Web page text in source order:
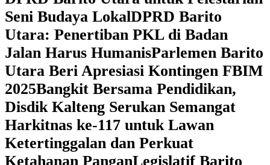
Seni Budaya LokalDPRD Barito
Utara: Penertiban PKL di Badan
Jalan Harus HumanisParlemen Barito
Utara Beri Apresiasi Kontingen FBIM
2025‎Bangkit Bersama Pendidikan,
Disdik Kalteng Serukan Semangat
Harkitnas ke-117 untuk Lawan
Ketertinggalan dan Perkuat
Ketahanan PanganLegislatif Barito